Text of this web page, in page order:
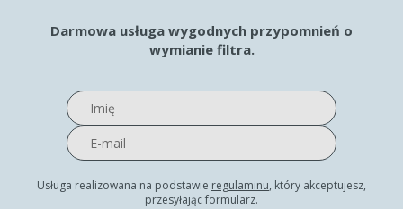
Darmowa usługa wygodnych przypomnień o
wymianie filtra.
Usługa realizowana na podstawie regulaminu, który akceptujesz,
przesyłając formularz.